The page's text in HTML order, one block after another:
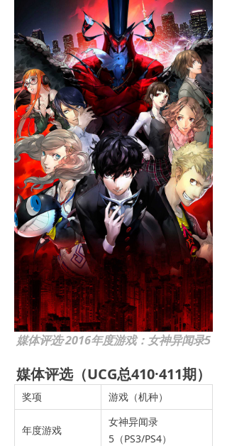
媒体评选·2016年度游戏：女神异闻录5
媒体评选（UCG总410·411期）
奖项 游戏（机种）
年度游戏
女神异闻录
5（PS3/PS4）